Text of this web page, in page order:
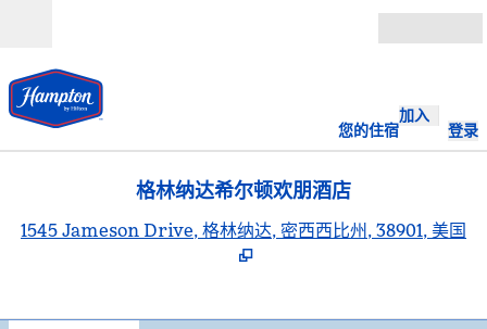
您的住宿
加入
登录
格林纳达希尔顿欢朋酒店
1545 Jameson Drive, 格林纳达, 密西西比州, 38901, 美国